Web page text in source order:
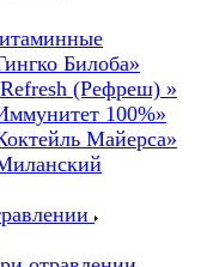
Билоба»
(Рефреш) »
100%»
Майерса»